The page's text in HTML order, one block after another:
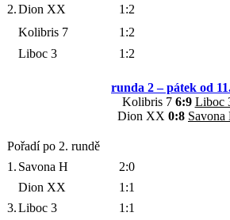
2.Dion XX
1:2
Kolibris 7
1:2
Liboc 3
1:2
runda 2 – pátek od
Kolibris 7 6:9 Liboc
Dion XX 0:8 Savona
Pořadí po 2. rundě
1. Savona H
2:0
Dion XX
1:1
3.Liboc 3
1:1